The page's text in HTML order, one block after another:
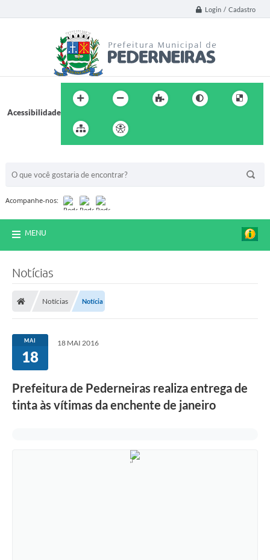
Login / Cadastro
Acessibilidade
Acompanhe-nos:
MENU
Notícias
Notícias Notícia
MAI
18
18 MAI 2016
Prefeitura de Pederneiras realiza entrega de
tinta às vítimas da enchente de janeiro